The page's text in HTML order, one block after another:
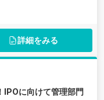
詳細をみる
IPOに向けて管理部門